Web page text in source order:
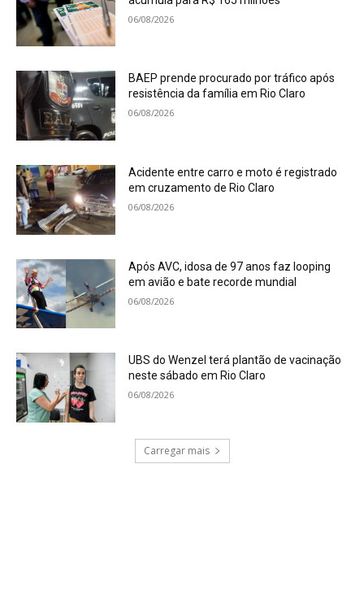
06/08/2026
BAEP prende procurado por tráfico após
resistência da família em Rio Claro
06/08/2026
Acidente entre carro e moto é registrado
em cruzamento de Rio Claro
06/08/2026
Após AVC, idosa de 97 anos faz looping
em avião e bate recorde mundial
06/08/2026
UBS do Wenzel terá plantão de vacinação
neste sábado em Rio Claro
06/08/2026
Carregar mais